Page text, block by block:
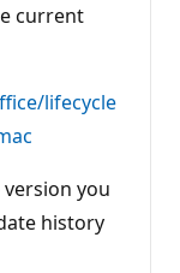
current
lifecycle
you
history